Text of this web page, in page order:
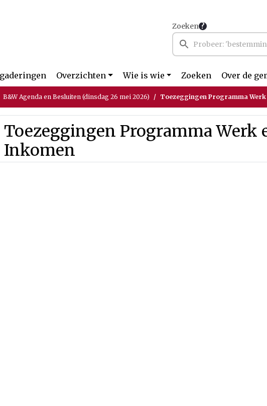
Zoeken
Overzichten Wie is wie Zoeken Over de
B&W Agenda en Besluiten (dinsdag 26 mei 2026) Toezeggingen Programma Werk
Toezeggingen Programma Werk
Inkomen